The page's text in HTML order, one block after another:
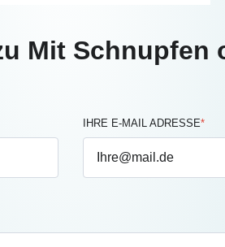
Mit Schnupfen
IHRE E-MAIL ADRESSE*